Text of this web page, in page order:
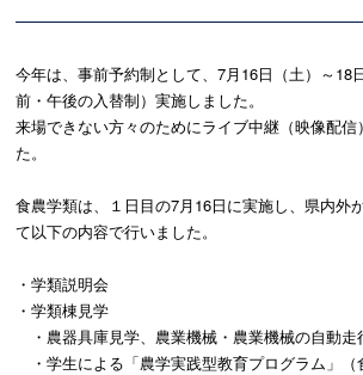
今年は、事前予約制として、7月16日（土）～18
前・午後の入替制）実施しました。
来場できない方々のためにライブ中継（映像配信
た。
食農学類は、１日目の7月16日に実施し、県内外
て以下の内容で行いました。
・学類説明会
・学類棟見学
・農器具庫見学、農業機械・農業機械の自
・学生による「農学実践型教育プログラム」（